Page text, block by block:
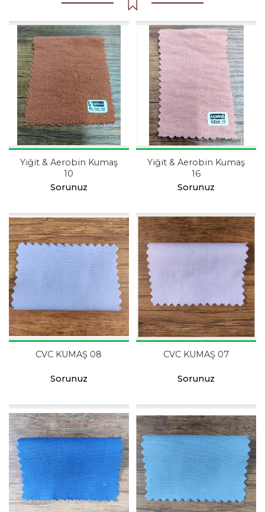
Yiğit & Aerobin Kumaş
10
Sorunuz
Yiğit & Aerobin Kumaş
16
Sorunuz
CVC KUMAŞ 08
Sorunuz
CVC KUMAŞ 07
Sorunuz